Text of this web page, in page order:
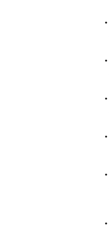
·
·
·
·
·
·